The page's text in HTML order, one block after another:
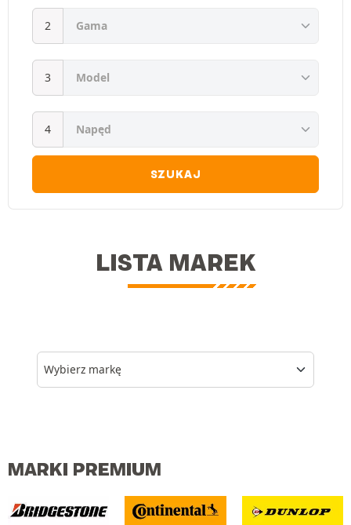
SZUKAJ
LISTA MAREK
Wybierz markę
MARKI PREMIUM